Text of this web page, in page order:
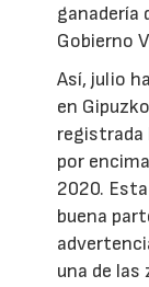
ganadería
Gobierno
Así, julio
en
registrada
por
2020.
buena
una de